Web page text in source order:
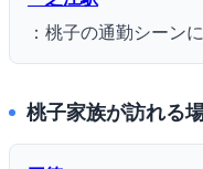
：桃子の通勤シーン
桃子家族が訪れる